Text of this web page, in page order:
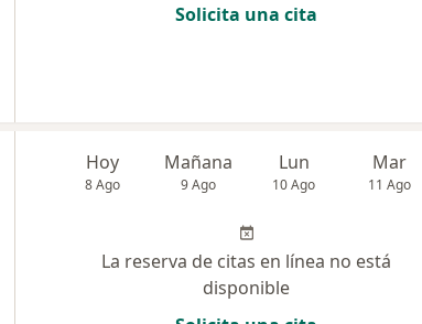
Solicita una cita
Hoy
8 Ago
Mañana
9 Ago
Lun
10 Ago
Mar
11 Ago
La reserva de citas en línea no está
disponible